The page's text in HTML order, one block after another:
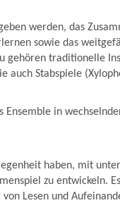
werden, das
sowie das
gehören traditionelle
auch Stabspiele
in
haben, mit
zu entwickeln.
Lesen und